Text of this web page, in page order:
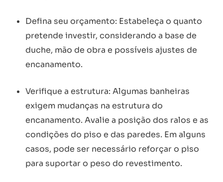
Defina seu orçamento: Estabeleça o quanto
pretende investir, considerando a base de
duche, mão de obra e possíveis ajustes de
encanamento.
Verifique a estrutura: Algumas banheiras
exigem mudanças na estrutura do
encanamento. Avalie a posição dos ralos e as
condições do piso e das paredes. Em alguns
casos, pode ser necessário reforçar o piso
para suportar o peso do revestimento.